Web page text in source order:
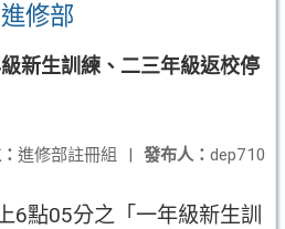
進修部
新生訓練、二三年級返校停
發布人： dep710
進修部註冊組 |
6點05分之「一年級新生訓